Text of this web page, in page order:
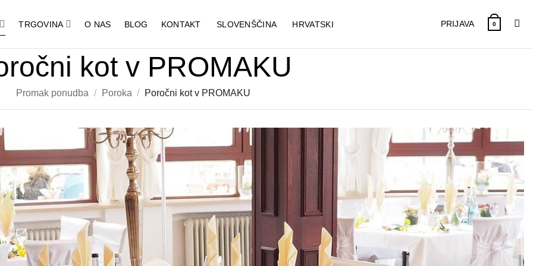
TRGOVINA O NAS BLOG KONTAKT SLOVENŠČINA HRVATSKI PRIJAVA 0
kot v PROMAKU
Promak ponudba / Poroka / Poročni kot v PROMAKU